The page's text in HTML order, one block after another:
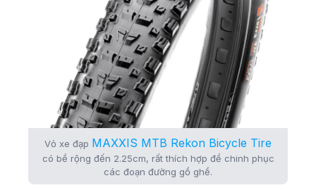
Vỏ xe đạp MAXXIS MTB Rekon Bicycle Tire
có bề rộng đến 2.25cm, rất thích hợp để chinh phục
các đoạn đường gồ ghề.